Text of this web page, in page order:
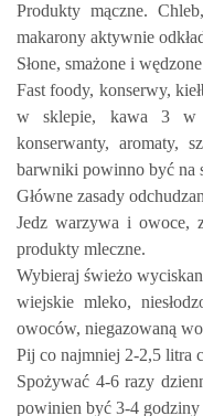
Produkty mączne.
makarony aktywnie
Słone, smażone i
Fast foody, konserwy,
w sklepie, kawa 3 w
konserwanty, aromaty,
barwniki powinno być na
Główne zasady
Jedz warzywa i owoce,
produkty mleczne.
Wybieraj świeżo
wiejskie mleko,
owoców, niegazowaną
Pij co najmniej 2-2,5 litra
Spożywać 4-6 razy
powinien być 3-4 godziny